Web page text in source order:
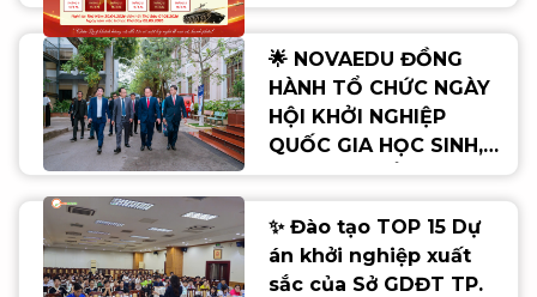
🌟 NOVAEDU ĐỒNG
HÀNH TỔ CHỨC NGÀY
HỘI KHỞI NGHIỆP
QUỐC GIA HỌC SINH,
SINH VIÊN LẦN THỨ VIII
🌟
✨ Đào tạo TOP 15 Dự
án khởi nghiệp xuất
sắc của Sở GDĐT TP.